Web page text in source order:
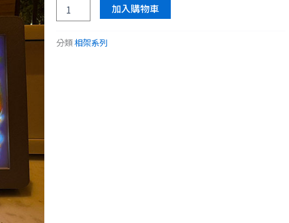
燈
光
加入購物車
分類相架系列